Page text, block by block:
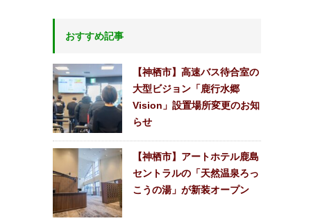
おすすめ記事
【神栖市】高速バス待合室の
大型ビジョン「鹿行水郷
Vision」設置場所変更のお知
らせ
【神栖市】アートホテル鹿島
セントラルの「天然温泉ろっ
こうの湯」が新装オープン